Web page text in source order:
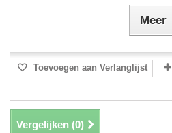
Meer
Toevoegen aan Verlanglijst
Vergelijken (0)